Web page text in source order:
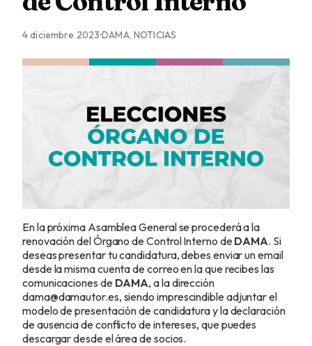
4 diciembre 2023DAMA, NOTICIAS
En la próxima Asamblea General se procederá a la
renovación del Órgano de Control Interno de DAMA. Si
deseas presentar tu candidatura, debes enviar un email
desde la misma cuenta de correo en la que recibes las
comunicaciones de DAMA, a la dirección
dama@damautor.es, siendo imprescindible adjuntar el
modelo de presentación de candidatura y la declaración
de ausencia de conflicto de intereses, que puedes
descargar desde el área de socios.